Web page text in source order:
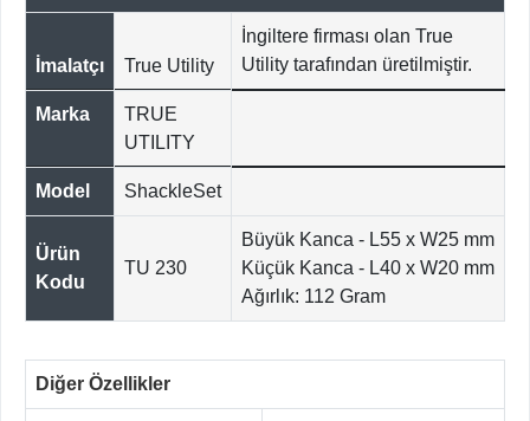
İmalatçı True Utility
İngiltere firması olan True
Utility tarafından üretilmiştir.
Marka
TRUE
UTILITY
Model ShackleSet
Ürün
Kodu
TU 230
Büyük Kanca - L55 x W25 mm
Küçük Kanca - L40 x W20 mm
Ağırlık: 112 Gram
Diğer Özellikler